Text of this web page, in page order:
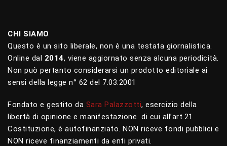
CHI SIAMO
Questo è un sito liberale, non è una testata giornalistica.
Online dal 2014, viene aggiornato senza alcuna periodicità.
Non può pertanto considerarsi un prodotto editoriale ai
sensi della legge n° 62 del 7.03.2001
Fondato e gestito da Sara Palazzotti, esercizio della
libertà di opinione e manifestazione di cui all’art.21
Costituzione, è autofinanziato. NON riceve fondi pubblici e
NON riceve finanziamenti da enti privati.